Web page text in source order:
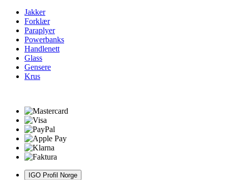
Jakker
Forklær
Paraplyer
Powerbanks
Handlenett
Glass
Gensere
Krus
IGO Profil Norge